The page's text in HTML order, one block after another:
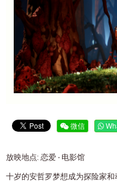
微信
放映地点: 恋爱 ‧ 电影馆
十岁的安哲罗梦想成为探险家